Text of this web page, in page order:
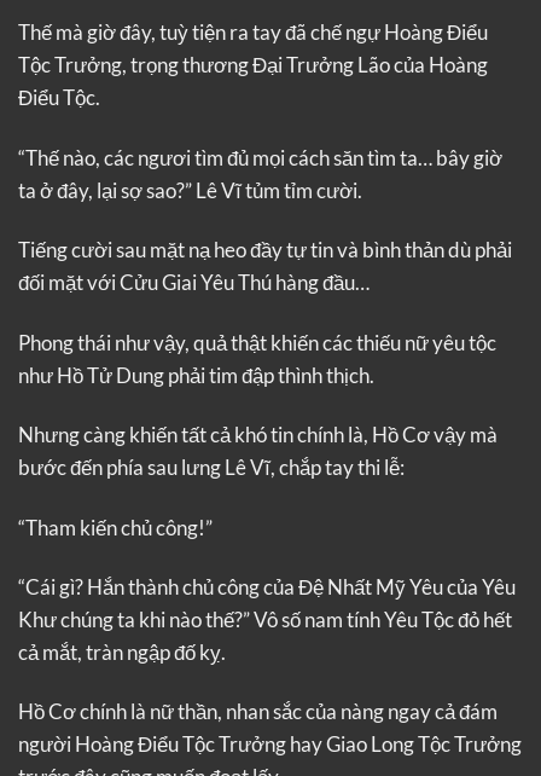
Thế mà giờ đây, tuỳ tiện ra tay đã chế ngự Hoàng Điểu
Tộc Trưởng, trọng thương Đại Trưởng Lão của Hoàng
Điểu Tộc.
“Thế nào, các ngươi tìm đủ mọi cách săn tìm ta… bây giờ
ta ở đây, lại sợ sao?” Lê Vĩ tủm tỉm cười.
Tiếng cười sau mặt nạ heo đầy tự tin và bình thản dù phải
đối mặt với Cửu Giai Yêu Thú hàng đầu…
Phong thái như vậy, quả thật khiến các thiếu nữ yêu tộc
như Hồ Tử Dung phải tim đập thình thịch.
Nhưng càng khiến tất cả khó tin chính là, Hồ Cơ vậy mà
bước đến phía sau lưng Lê Vĩ, chắp tay thi lễ:
“Tham kiến chủ công!”
“Cái gì? Hắn thành chủ công của Đệ Nhất Mỹ Yêu của Yêu
Khư chúng ta khi nào thế?” Vô số nam tính Yêu Tộc đỏ hết
cả mắt, tràn ngập đố kỵ.
Hồ Cơ chính là nữ thần, nhan sắc của nàng ngay cả đám
người Hoàng Điểu Tộc Trưởng hay Giao Long Tộc Trưởng